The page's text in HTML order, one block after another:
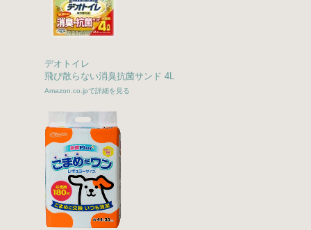
デオトイレ
飛び散らない消臭抗菌サンド 4L
Amazon.co.jpで詳細を見る